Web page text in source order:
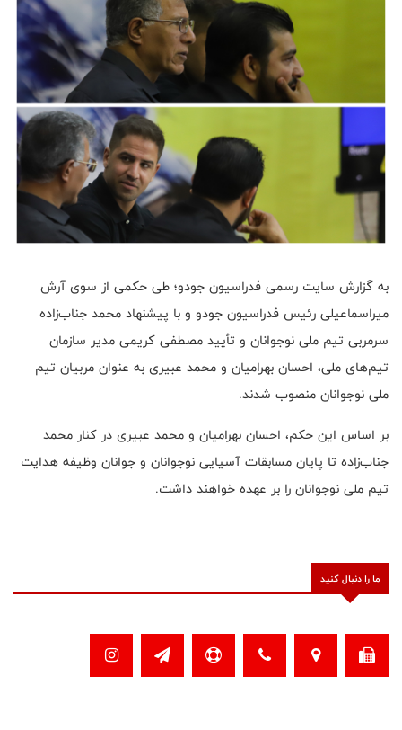
به گزارش سایت رسمی فدراسیون جودو؛ طی حکمی از سوی آرش
میراسماعیلی رئیس فدراسیون جودو و با پیشنهاد محمد جناب‌زاده
سرمربی تیم ملی نوجوانان و تأیید مصطفی کریمی مدیر سازمان
تیم‌های ملی، احسان بهرامیان و محمد عبیری به عنوان مربیان تیم
ملی نوجوانان منصوب شدند.
بر اساس این حکم، احسان بهرامیان و محمد عبیری در کنار محمد
جناب‌زاده تا پایان مسابقات آسیایی نوجوانان و جوانان وظیفه هدایت
تیم ملی نوجوانان را بر عهده خواهند داشت.
ما را دنبال کنید